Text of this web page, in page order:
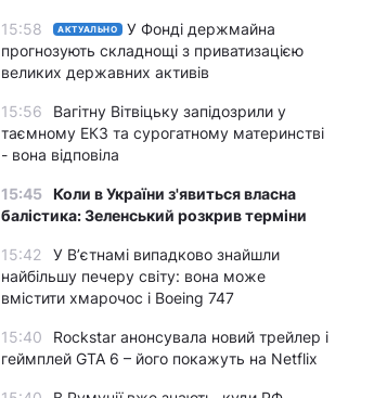
15:58 АКТУАЛЬНО
У Фонді держмайна
прогнозують складнощі з приватизацією
великих державних активів
15:56
Вагітну Вітвіцьку запідозрили у
таємному ЕКЗ та сурогатному материнстві
- вона відповіла
15:45 Коли в України з'явиться власна
балістика: Зеленський розкрив терміни
15:42
У Вʼєтнамі випадково знайшли
найбільшу печеру світу: вона може
вмістити хмарочос і Boeing 747
15:40
Rockstar анонсувала новий трейлер і
геймплей GTA 6 – його покажуть на Netflix